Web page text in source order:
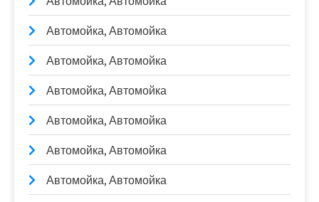
Автомойка, Автомойка
Автомойка, Автомойка
Автомойка, Автомойка
Автомойка, Автомойка
Автомойка, Автомойка
Автомойка, Автомойка